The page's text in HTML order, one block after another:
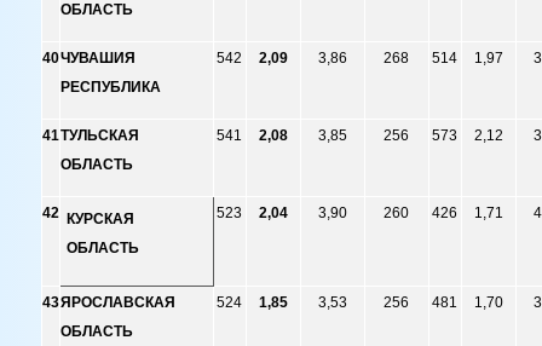
ОБЛАСТЬ
40ЧУВАШИЯ
РЕСПУБЛИКА
542 2,09 3,86 268 514 1,97
41ТУЛЬСКАЯ
ОБЛАСТЬ
541 2,08 3,85 256 573 2,12
42
КУРСКАЯ
ОБЛАСТЬ
523 2,04 3,90 260 426 1,71
43ЯРОСЛАВСКАЯ
ОБЛАСТЬ
524 1,85 3,53 256 481 1,70